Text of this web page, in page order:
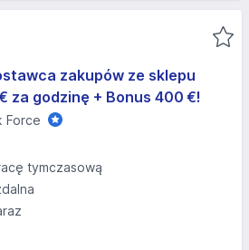
zakupów ze sklepu
za godzinę + Bonus 400 €!
Force
tymczasową